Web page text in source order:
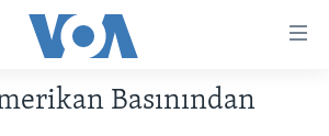
Basınından